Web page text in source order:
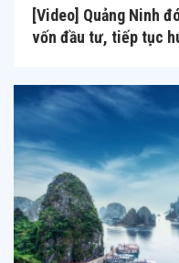
[Video] Quảng Ninh
vốn đầu tư, tiếp tục